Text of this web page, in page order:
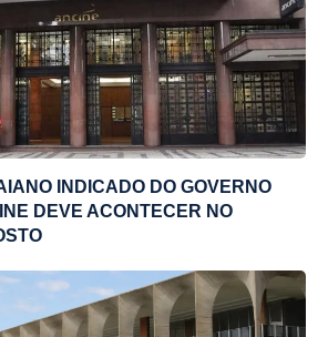
INDICADO DO GOVERNO
DEVE ACONTECER NO